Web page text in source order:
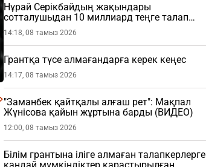
Нұрай Серікбайдың жақындары
сотталушыдан 10 миллиард теңге талап
етті
14:18, 08 тамыз 2026
Грантқа түсе алмағандарға керек кеңес
14:17, 08 тамыз 2026
"Заманбек қайтқалы алғаш рет": Мақпал
Жүнісова қайын жұртына барды (ВИДЕО)
12:00, 08 тамыз 2026
Білім грантына іліге алмаған талапкерлерге